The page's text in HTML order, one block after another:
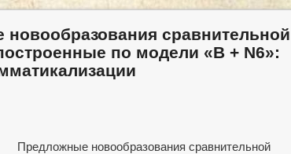
сравнительной
по модели «В + N6»:
Предложные новообразования сравнительной